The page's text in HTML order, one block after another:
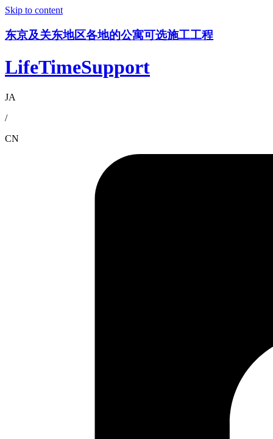
Skip to content
东京及关东地区各地的公寓可选施工工程
LifeTimeSupport
JA
/
CN